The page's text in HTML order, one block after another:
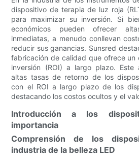
dispositivo de terapia de luz roja
para maximizar su inversión. Si
económicos pueden ofrecer
inmediatas, a menudo conllevan
reducir sus ganancias. Sunsred
fabricación de calidad que ofrece un
inversión (ROI) a largo plazo. Este
altas tasas de retorno de los
con el ROI a largo plazo de los
destacando los costos ocultos y el
Introducción a los
importancia
Comprensión de los
industria de la belleza LED